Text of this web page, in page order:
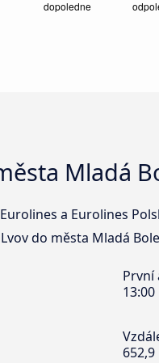
Mladá
a Eurolines
do města Mladá
První
13:00